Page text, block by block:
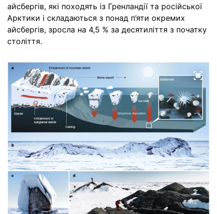
айсбергів, які походять із Гренландії та російської
Арктики і складаються з понад п’яти окремих
айсбергів, зросла на 4,5 % за десятиліття з початку
століття.